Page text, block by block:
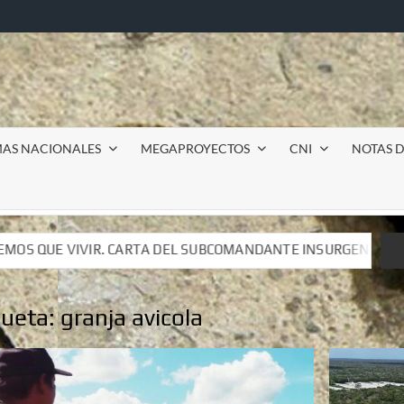
NACIONALES MEGAPROYECTOS CNI NOTAS
INSURGENTE MOISÉS A LUIS DE TAVIRA
INSURGENTE MOISÉS A LUIS DE TAVIRA
granja avicola